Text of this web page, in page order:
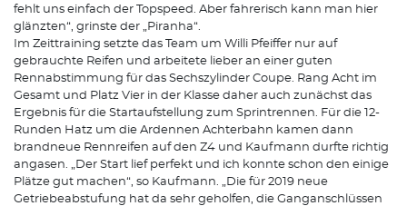
fehlt uns einfach der Topspeed. Aber fahrerisch kann man hier
glänzten“, grinste der „Piranha“.
Im Zeittraining setzte das Team um Willi Pfeiffer nur auf
gebrauchte Reifen und arbeitete lieber an einer guten
Rennabstimmung für das Sechszylinder Coupe. Rang Acht im
Gesamt und Platz Vier in der Klasse daher auch zunächst das
Ergebnis für die Startaufstellung zum Sprintrennen. Für die 12-
Runden Hatz um die Ardennen Achterbahn kamen dann
brandneue Rennreifen auf den Z4 und Kaufmann durfte richtig
angasen. „Der Start lief perfekt und ich konnte schon den einige
Plätze gut machen“, so Kaufmann. „Die für 2019 neue
Getriebeabstufung hat da sehr geholfen, die Ganganschlüssen